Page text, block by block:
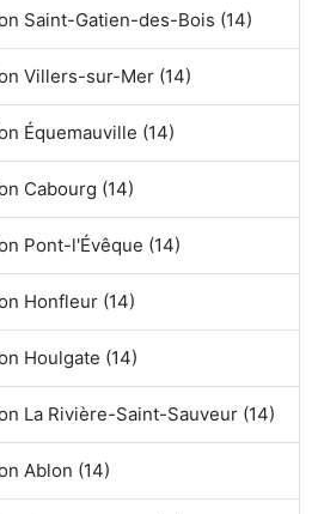
Saint-Gatien-des-Bois (14)
Villers-sur-Mer (14)
Équemauville (14)
Cabourg (14)
Pont-l'Évêque (14)
Honfleur (14)
Houlgate (14)
La Rivière-Saint-Sauveur (14)
Ablon (14)